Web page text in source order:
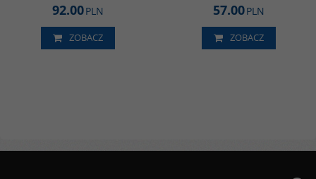
92.00PLN
ZOBACZ
57.00PLN
ZOBACZ